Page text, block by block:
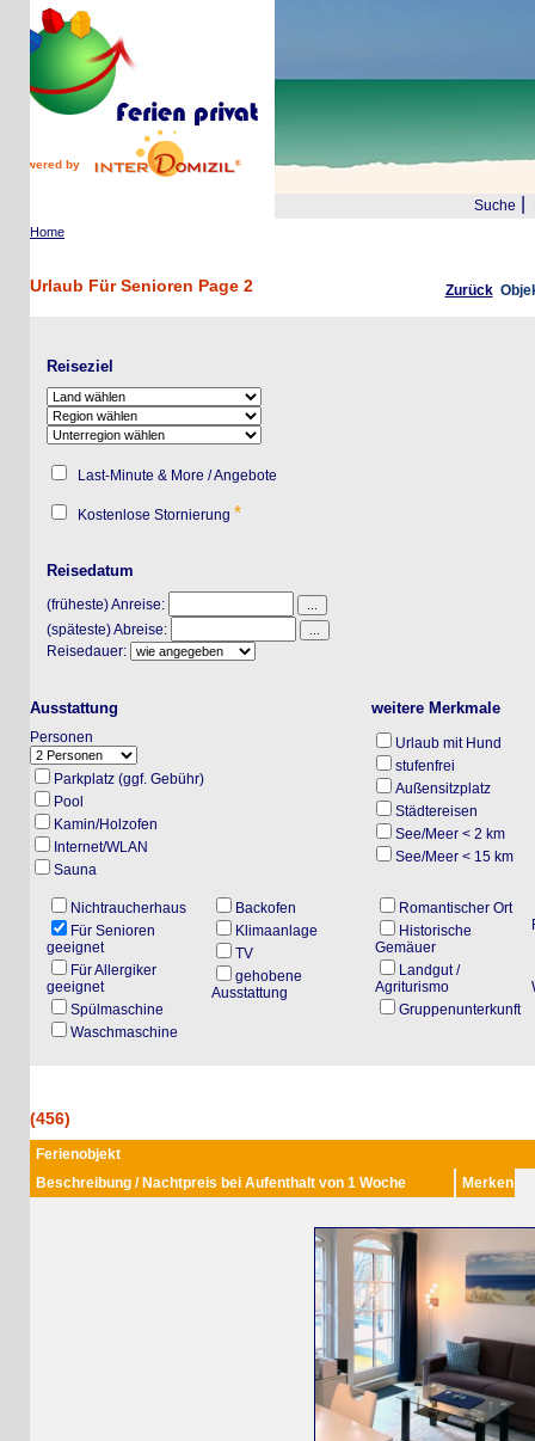
by
Suche|
Home
Urlaub Für Senioren Page 2
Reiseziel
Last-Minute & More / Angebote
Kostenlose Stornierung*
Reisedatum
(früheste) Anreise:
(späteste) Abreise:
Reisedauer:
Ausstattung
Personen
Parkplatz (ggf. Gebühr)
Pool
Kamin/Holzofen
Internet/WLAN
Sauna
weitere Merkmale
Urlaub mit Hund
stufenfrei
Außensitzplatz
Städtereisen
See/Meer < 2 km
See/Meer < 15 km
Nichtraucherhaus
Für Senioren
geeignet
Für Allergiker
geeignet
Spülmaschine
Waschmaschine
Backofen
Klimaanlage
TV
gehobene
Ausstattung
Romantischer Ort
Historische
Gemäuer
Landgut /
Agriturismo
Gruppenunterkunft
(456)
Ferienobjekt
Beschreibung / Nachtpreis bei Aufenthalt von 1 Woche
Merken
ZurückObjekte